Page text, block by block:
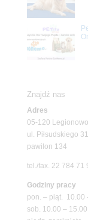
Znajdź nas
Adres
05-120 Legionowo
ul. Piłsudskiego
pawilon 134
tel./fax. 22 784 71
Godziny pracy
pon. – piąt. 10.00
sob. 10.00 – 15.00